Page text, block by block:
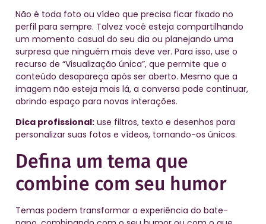
Não é toda foto ou vídeo que precisa ficar fixado no
perfil para sempre. Talvez você esteja compartilhando
um momento casual do seu dia ou planejando uma
surpresa que ninguém mais deve ver. Para isso, use o
recurso de “Visualização única”, que permite que o
conteúdo desapareça após ser aberto. Mesmo que a
imagem não esteja mais lá, a conversa pode continuar,
abrindo espaço para novas interações.
Dica profissional: use filtros, texto e desenhos para
personalizar suas fotos e vídeos, tornando-os únicos.
Defina um tema que
combine com seu humor
Temas podem transformar a experiência do bate-